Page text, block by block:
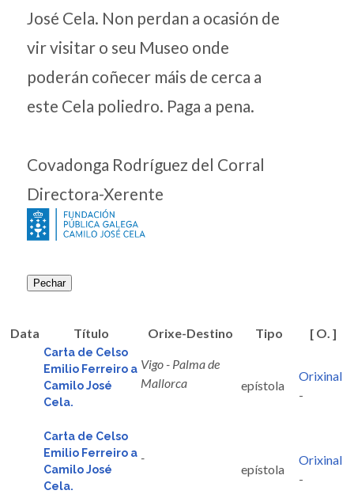
José Cela. Non perdan a ocasión de
vir visitar o seu Museo onde
poderán coñecer máis de cerca a
este Cela poliedro. Paga a pena.
Covadonga Rodríguez del Corral
Directora-Xerente
Pechar
Data Título Orixe-Destino Tipo [ O. ]
Carta de Celso
Emilio Ferreiro a
Camilo José
Cela.
Vigo - Palma de
Mallorca
epístola
Orixinal
-
Carta de Celso
Emilio Ferreiro a
Camilo José
Cela.
-
epístola
Orixinal
-